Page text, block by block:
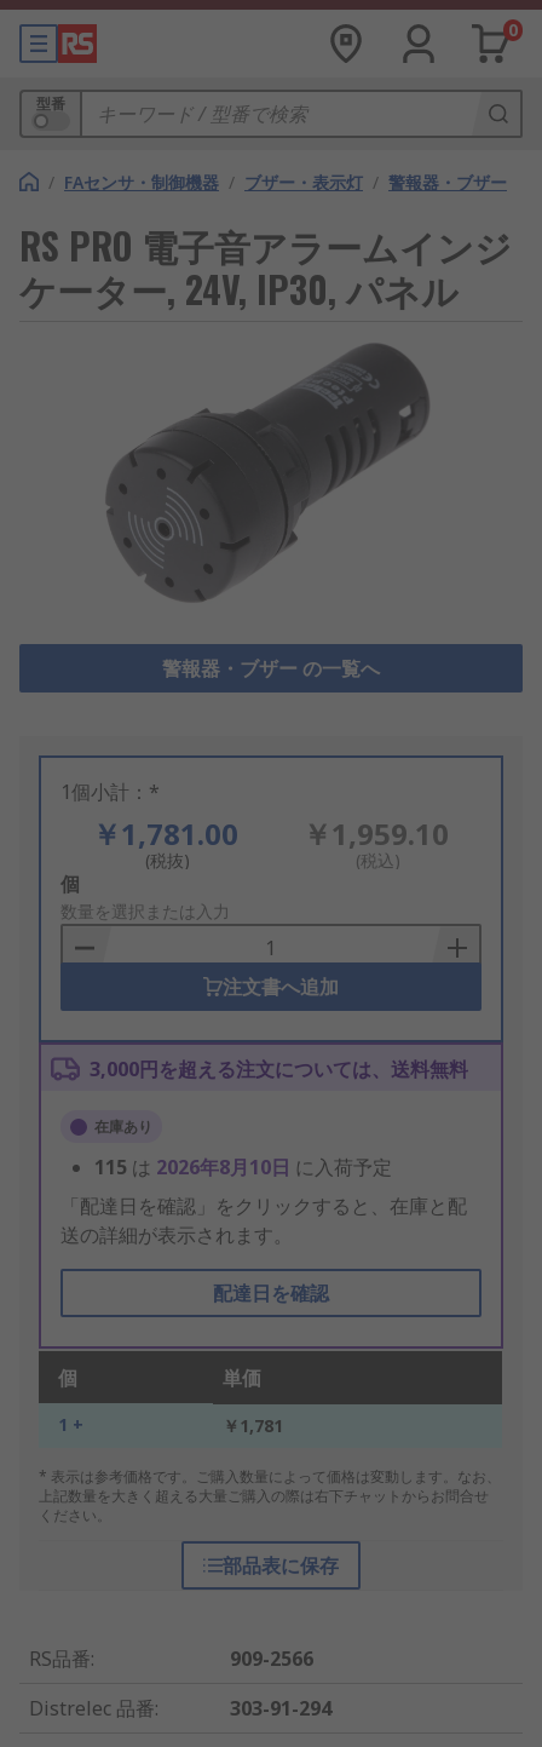
0
型番
/ FAセンサ・制御機器 / ブザー・表示灯 / 警報器・ブザー
RS PRO 電子音アラームインジ
ケーター, 24V, IP30, パネル
警報器・ブザー の一覧へ
1個小計：*
￥1,781.00
(税抜)
￥1,959.10
(税込)
Add
to
Basket
個
数量を選択または入力
注文書へ追加
3,000円を超える注文については、送料無料
在庫あり
115 は 2026年8月10日 に入荷予定
「配達日を確認」をクリックすると、在庫と配
送の詳細が表示されます。
配達日を確認
個 単価
1 + ￥1,781
* 表示は参考価格です。ご購入数量によって価格は変動します。なお、
上記数量を大きく超える大量ご購入の際は右下チャットからお問合せ
ください。
部品表に保存
RS品番:
909-2566
Distrelec 品番:
303-91-294